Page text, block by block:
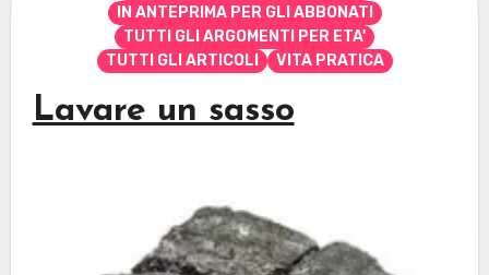
IN ANTEPRIMA PER GLI ABBONATI
TUTTI GLI ARGOMENTI PER ETA'
TUTTI GLI ARTICOLI
VITA PRATICA
Lavare un sasso